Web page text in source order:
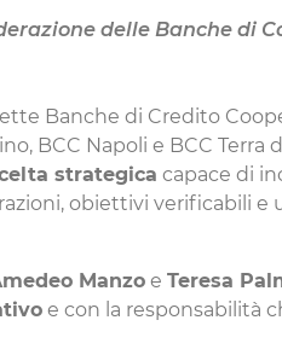
delle Banche di
Banche di Credito
BCC Napoli e BCC Terra
strategica capace di
obiettivi verificabili
Manzo e Teresa
e con la responsabilità